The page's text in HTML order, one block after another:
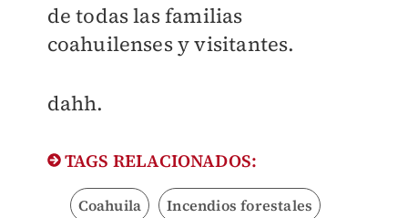
de todas las familias
coahuilenses y visitantes.
dahh.
TAGS RELACIONADOS:
Coahuila Incendios forestales